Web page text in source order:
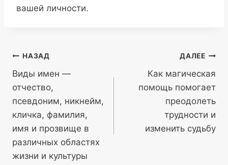
вашей личности.
Навигация
по
записям
НАЗАД
Виды имен —
отчество,
псевдоним, никнейм,
кличка, фамилия,
имя и прозвище в
различных областях
жизни и культуры
ДАЛЕЕ
Как магическая
помощь помогает
преодолеть
трудности и
изменить судьбу